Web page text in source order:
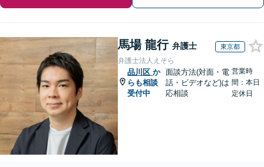
馬場 龍行 弁護士 東京都
弁護士法人えそら
品川区 か
らも相談
受付中
面談方法(対面・電
話・ビデオなど)は
応相談
営業時
間：本日
定休日